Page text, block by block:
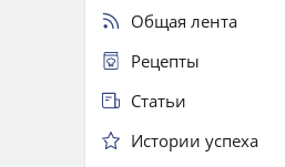
Общая лента
Рецепты
Статьи
Истории успеха